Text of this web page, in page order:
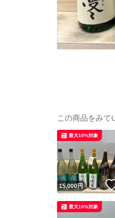
この商品をみて
15,000円
最大10%対象
最大10%対象